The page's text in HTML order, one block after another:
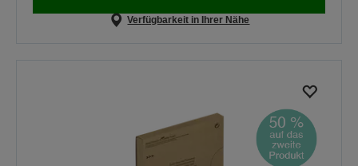
Verfügbarkeit in Ihrer Nähe